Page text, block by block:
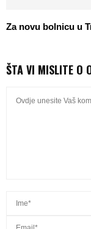
Za novu bolnicu u
ŠTA VI MISLITE O